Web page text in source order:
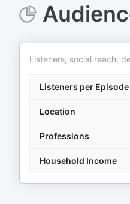
Listeners, social reach,
Listeners per Episode
Location
Professions
Household Income